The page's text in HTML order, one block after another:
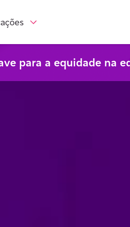
para a equidade na